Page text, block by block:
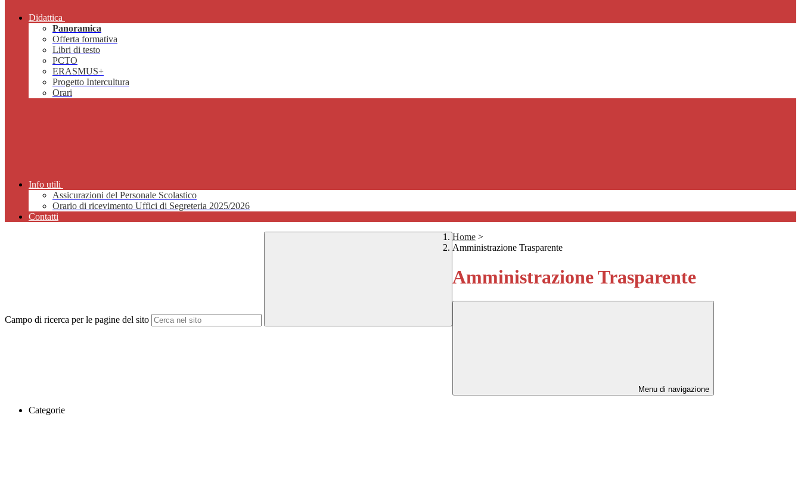
Didattica
Panoramica
Offerta formativa
Libri di testo
PCTO
ERASMUS+
Progetto Intercultura
Orari
Info utili
Assicurazioni del Personale Scolastico
Orario di ricevimento Uffici di Segreteria 2025/2026
Contatti
Campo di ricerca per le pagine del sito
Home >
Amministrazione Trasparente
Amministrazione Trasparente
Menu di navigazione
Categorie